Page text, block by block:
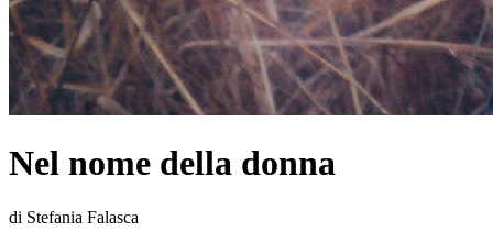
Nel nome della donna
di Stefania Falasca